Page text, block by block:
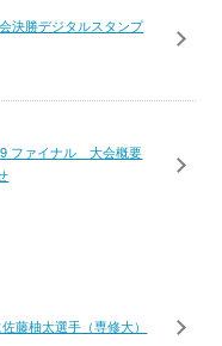
決勝デジタルスタンプ
ファイナル 大会概要
藤柚太選手（専修大）